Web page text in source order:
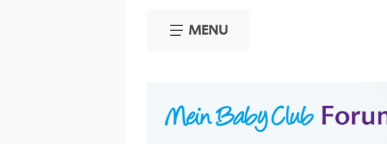
MENU